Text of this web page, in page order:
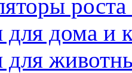
роста
дома и
для